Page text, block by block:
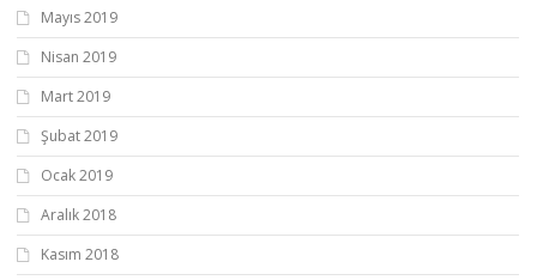
Mayıs 2019
Nisan 2019
Mart 2019
Şubat 2019
Ocak 2019
Aralık 2018
Kasım 2018